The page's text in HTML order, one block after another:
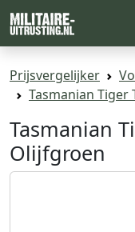
Prijsvergelijker
Tasmanian Tiger
Tasmanian
Olijfgroen